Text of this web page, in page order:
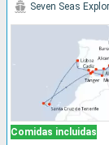
Comidas incluidas
Seven Seas